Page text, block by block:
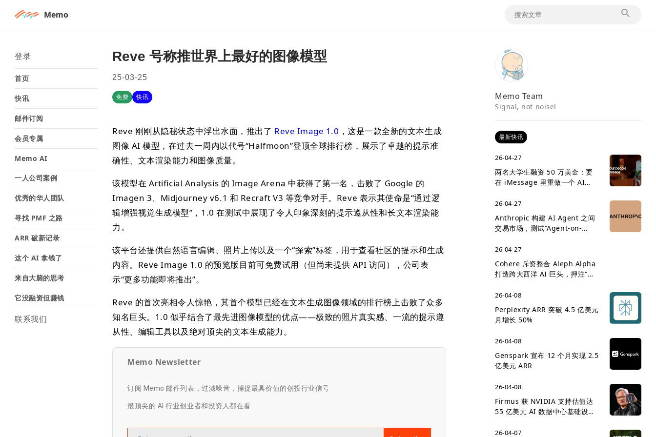
Memo
登录
首页
快讯
邮件订阅
会员专属
Memo AI
一人公司案例
优秀的华人团队
寻找 PMF 之路
ARR 破新记录
这个 AI 拿钱了
来自大脑的思考
它没融资但赚钱
联系我们
Reve 号称推世界上最好的图像模型
25-03-25
免费 快讯
Reve 刚刚从隐秘状态中浮出水面，推出了 Reve Image 1.0 ，这是一款全新的文本生成
图像 AI 模型，在过去一周内以代号“Halfmoon”登顶全球排行榜，展示了卓越的提示准
确性、文本渲染能力和图像质量。
该模型在 Artificial Analysis 的 Image Arena 中获得了第一名，击败了 Google 的
Imagen 3、Midjourney v6.1 和 Recraft V3 等竞争对手。Reve 表示其使命是“通过逻
辑增强视觉生成模型”，1.0 在测试中展现了令人印象深刻的提示遵从性和长文本渲染能
力。
该平台还提供自然语言编辑、照片上传以及一个“探索”标签，用于查看社区的提示和生成
内容。Reve Image 1.0 的预览版目前可免费试用（但尚未提供 API 访问），公司表
示“更多功能即将推出”。
Reve 的首次亮相令人惊艳，其首个模型已经在文本生成图像领域的排行榜上击败了众多
知名巨头。1.0 似乎结合了最先进图像模型的优点——极致的照片真实感、一流的提示遵
从性、编辑工具以及绝对顶尖的文本生成能力。
Memo Newsletter
订阅 Memo 邮件列表，过滤噪音，捕捉最具价值的创投行业信号
最顶尖的 AI 行业创业者和投资人都在看
Memo Team
Signal, not noise!
最新快讯
26-04-27
两名大学生融资 50 万美金：要
在 iMessage 里重做一个 AI
26-04-27
Anthropic 构建 AI Agent 之间
交易市场，测试“Agent-on-
26-04-27
Cohere 斥资整合 Aleph Alpha
打造跨大西洋 AI 巨头，押注“主
26-04-08
Perplexity ARR 突破 4.5 亿美元
月增长 50%
26-04-08
Genspark 宣布 12 个月实现 2.5
亿美元 ARR
26-04-08
Firmus 获 NVIDIA 支持估值达
55 亿美元 AI 数据中心基础设施
26-04-07